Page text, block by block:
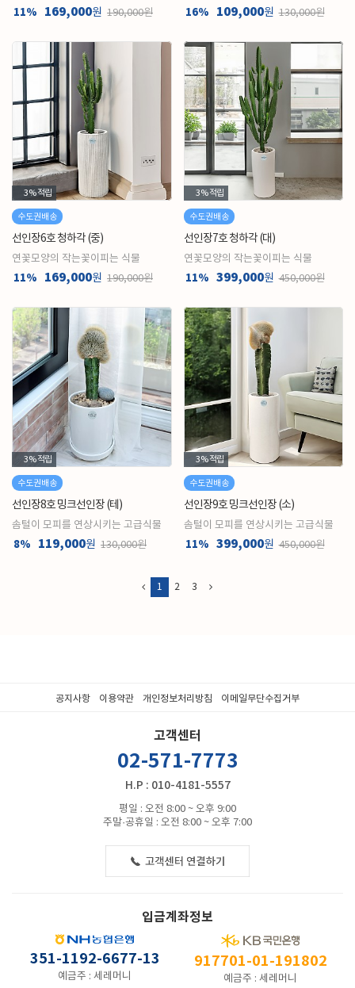
11% 169,000원 190,000원 16% 109,000원 130,000원
3%적립
수도권배송
선인장6호 청하각 (중)
연꽃모양의 작는꽃이피는 식물
11% 169,000원 190,000원
3%적립
수도권배송
선인장7호 청하각 (대)
연꽃모양의 작는꽃이피는 식물
11% 399,000원 450,000원
3%적립
수도권배송
선인장8호 밍크선인장 (테)
솜털이 모피를 연상시키는 고급식물
8% 119,000원 130,000원
3%적립
수도권배송
선인장9호 밍크선인장 (소)
솜털이 모피를 연상시키는 고급식물
11% 399,000원 450,000원
1 2 3
공지사항 이용약관 개인정보처리방침 이메일무단수집거부
고객센터
02-571-7773
H.P : 010-4181-5557
평일 : 오전 8:00 ~ 오후 9:00
주말·공휴일 : 오전 8:00 ~ 오후 7:00
입금계좌정보
351-1192-6677-13
예금주 : 세레머니
917701-01-191802
예금주 : 세레머니